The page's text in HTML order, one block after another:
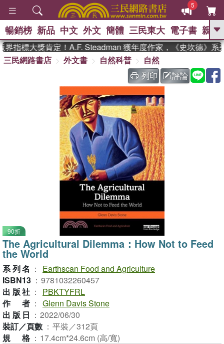
5
GO
熱搜： 東野圭吾 、
、 如果歷史是一群喵 、 暑期
國際布克獎 臺灣漫遊錄 、 方
念華 、 台灣的李登輝時代
孩：黎曼猜想 、 偉大的迷走神經
暢銷榜 新品 中文 外文 簡體 三民東大 電子書 親子
指標大獎肯定！A.F. Steadman 獲年度作家，《史坎德》系
三民網路書店
外文書 自然科普
自然
列印
評論
90折
The Agricultural Dilemma：How Not to Feed
the World
系列名 ：
Earthscan Food and Agriculture
ISBN13 ： 9781032260457
出版社 ：
PBKTYFRL
作者 ： Glenn Davis Stone
出版日 ： 2022/06/30
裝訂／頁數 ： 平裝／312頁
規格 ： 17.4cm*24.6cm (高/寬)